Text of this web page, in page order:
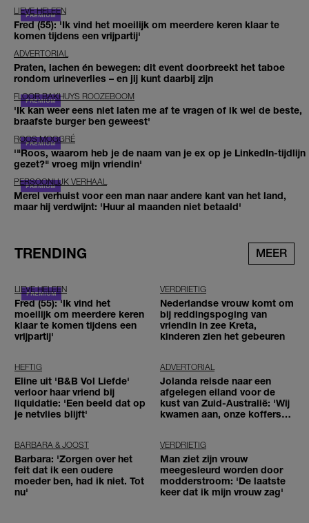
LIEVE HELEEN
Fred (55): 'Ik vind het moeilijk om meerdere keren klaar te
komen tijdens een vrijpartij'
ADVERTORIAL
Praten, lachen én bewegen: dit event doorbreekt het taboe
rondom urineverlies – en jij kunt daarbij zijn
FLOOR BAKHUYS ROOZEBOOM
'Ik kan weer eens niet laten me af te vragen of ik wel de beste,
braafste burger ben geweest'
ROOS MOGGRÉ
'"Roos, waarom heb je de naam van je ex op je LinkedIn-tijdlijn
gezet?" vroeg mijn vriendin'
PERSOONLIJK VERHAAL
Merel verhuist voor een man naar andere kant van het land,
maar hij verdwijnt: 'Huur al maanden niet betaald'
TRENDING MEER
LIEVE HELEEN
Fred (55): 'Ik vind het
moeilijk om meerdere keren
klaar te komen tijdens een
vrijpartij'
VERDRIETIG
Nederlandse vrouw komt om
bij reddingspoging van
vriendin in zee Kreta,
kinderen zien het gebeuren
HEFTIG
Eline uit 'B&B Vol Liefde'
verloor haar vriend bij
liquidatie: 'Een beeld dat op
je netvlies blijft'
ADVERTORIAL
Jolanda reisde naar een
afgelegen eiland voor de
kust van Zuid-Australië: 'Wij
kwamen aan, onze koffers
BARBARA & JOOST
Barbara: 'Zorgen over het
feit dat ik een oudere
moeder ben, had ik niet. Tot
nu'
VERDRIETIG
Man ziet zijn vrouw
meegesleurd worden door
modderstroom: 'De laatste
keer dat ik mijn vrouw zag'